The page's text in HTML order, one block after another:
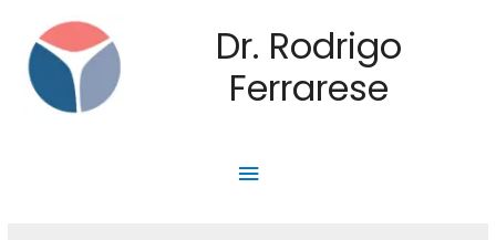
Dr. Rodrigo
Ferrarese